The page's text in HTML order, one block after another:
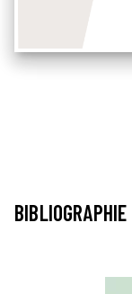
BIBLIOGRAPHIE